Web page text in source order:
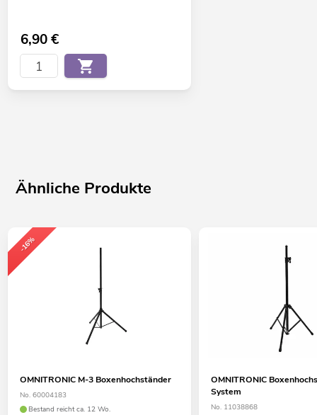
6,90€
Ähnliche Produkte
-16%
OMNITRONIC M-3 Boxenhochständer
No. 60004183
Bestand reicht ca. 12 Wo.
OMNITRONIC
System
No. 11038868